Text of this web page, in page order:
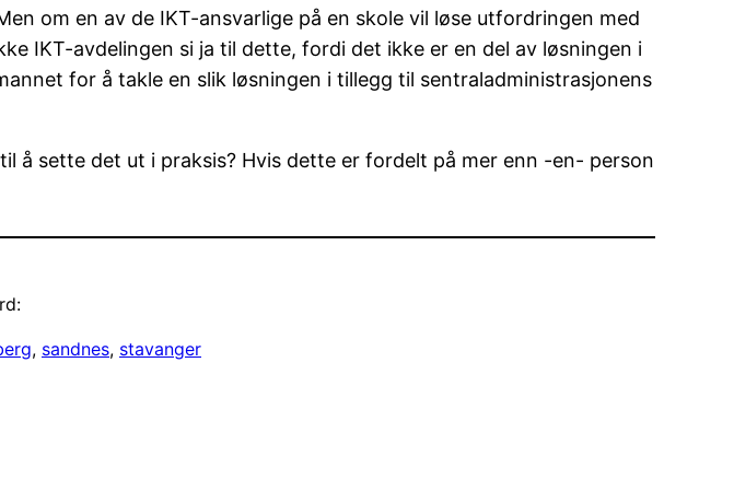
om en av de IKT-ansvarlige på en skole vil løse utfordringen med
IKT-avdelingen si ja til dette, fordi det ikke er en del av løsningen i
for å takle en slik løsningen i tillegg til sentraladministrasjonens
til å sette det ut i praksis? Hvis dette er fordelt på mer enn -en- person
, sandnes, stavanger